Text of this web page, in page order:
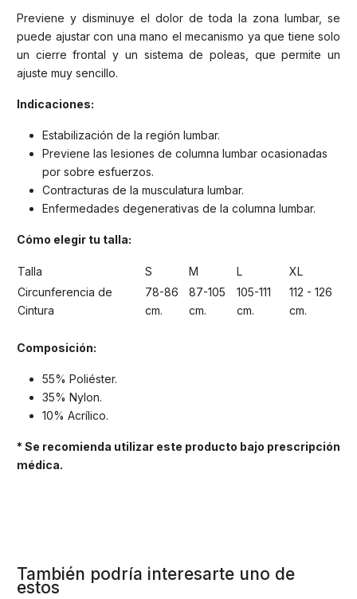
Previene y disminuye el dolor de toda la zona lumbar, se
puede ajustar con una mano el mecanismo ya que tiene solo
un cierre frontal y un sistema de poleas, que permite un
ajuste muy sencillo.
Indicaciones:
Estabilización de la región lumbar.
Previene las lesiones de columna lumbar ocasionadas
por sobre esfuerzos.
Contracturas de la musculatura lumbar.
Enfermedades degenerativas de la columna lumbar.
Cómo elegir tu talla:
Talla S M L
XL
Circunferencia de
Cintura
78-86
cm.
87-105
cm.
105-111
cm.
112 - 126
cm.
Composición:
55% Poliéster.
35% Nylon.
10% Acrílico.
* Se recomienda utilizar este producto bajo prescripción
médica.
También podría interesarte uno de
estos